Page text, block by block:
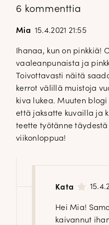
6 kommenttia
Mia 15.4.2021 21:55
Ihanaa, kun on pinkkiä!
vaaleanpunaista ja
Toivottavasti näitä
kerrot välillä muistoja
kiva lukea. Muuten
että jaksatte kuvailla ja
teette työtänne
viikonloppua!
Kata
Hei Mia!
kaivannut